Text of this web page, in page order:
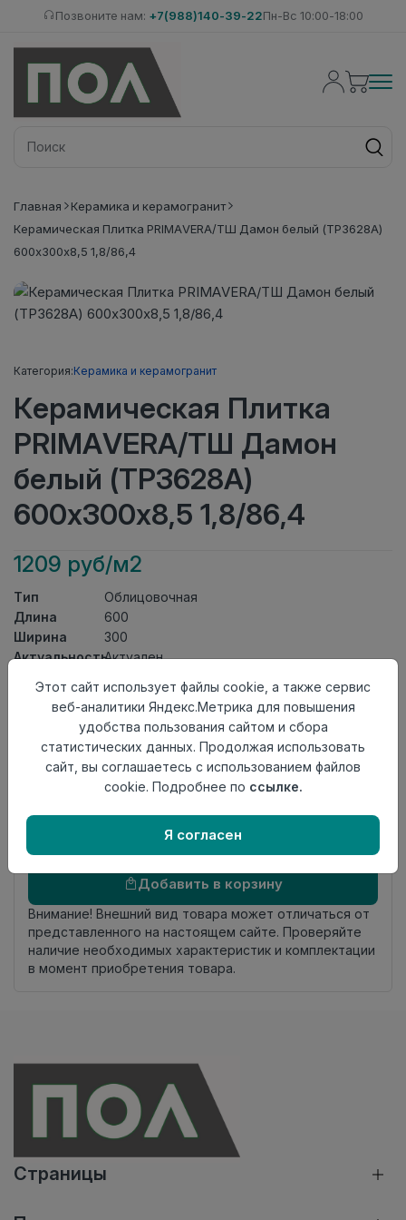
Позвоните нам: +7(988)140-39-22Пн-Вс 10:00-18:00
Главная
Керамика и керамогранит
Керамическая Плитка PRIMAVERA/ТШ Дамон белый (ТР3628А)
600х300х8,5 1,8/86,4
Категория:Керамика и керамогранит
Керамическая Плитка
PRIMAVERA/ТШ Дамон
белый (ТР3628А)
600х300х8,5 1,8/86,4
1209 руб/м2
Тип
Облицовочная
Длина
600
Ширина
300
АктуальностьАктуален
группа
Керамическая Плитка
Толщина
8,5
Поверхность глянцевая
Страна
происхождения
Киргизия
комплекта
Осталось1 упак
Добавить в корзину
Внимание! Внешний вид товара может отличаться от
представленного на настоящем сайте. Проверяйте
наличие необходимых характеристик и комплектации
в момент приобретения товара.
Страницы
Этот сайт использует файлы cookie, а также сервис
веб-аналитики Яндекс.Метрика для повышения
удобства пользования сайтом и сбора
статистических данных. Продолжая использовать
сайт, вы соглашаетесь с использованием файлов
cookie. Подробнее по ссылке.
Я согласен